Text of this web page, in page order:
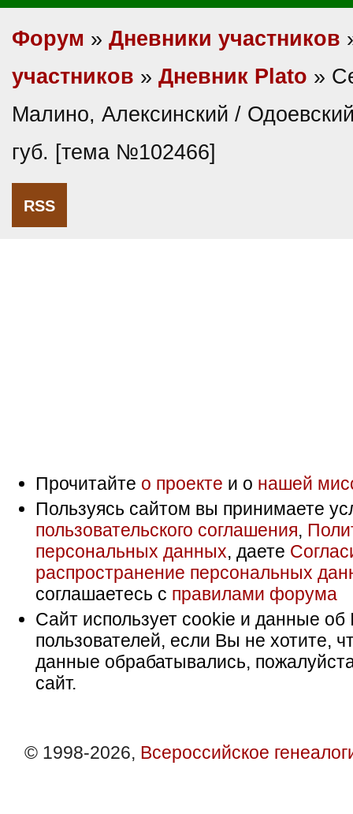
Форум » Дневники участников
участников » Дневник Plato »
Малино, Алексинский /
губ. [тема №102466]
RSS
Прочитайте о проекте и о нашей
Пользуясь сайтом вы принимаете
пользовательского соглашения,
персональных данных, даете
распространение персональных
соглашаетесь с правилами форума
Сайт использует cookie и данные об
пользователей, если Вы не хотите,
данные обрабатывались,
сайт.
© 1998-2026, Всероссийское